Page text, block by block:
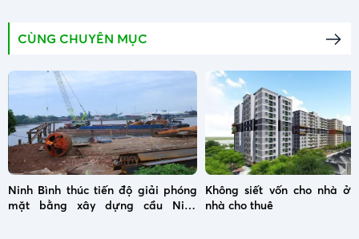
CÙNG CHUYÊN MỤC
Ninh Bình thúc tiến độ giải phóng
mặt bằng xây dựng cầu Ninh
Không siết vốn cho nhà ở
nhà cho thuê